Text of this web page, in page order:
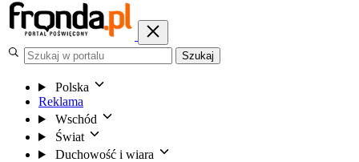
Szukaj
Polska
Reklama
Wschód
Świat
Duchowość i wiara